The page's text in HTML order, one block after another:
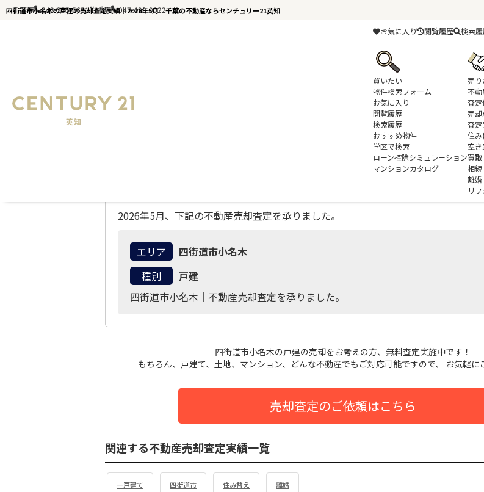
四街道市小名木の戸建の売却査定実績｜2026年5月｜千葉の不動産ならセンチュリー21英知
千葉店 043-285-5651船橋店 047-498-9022
お気に入り 閲覧履歴 検索
買いたい
物件検索フォーム
お気に入り
閲覧履歴
検索履歴
おすすめ物件
学区で検索
ローン控除シミュレーション
マンションカタログ
売り
不動
査定
売却
査定
住み
空き
買取
相続
離婚
リ
不動産売却査定実績 四街道市小名
四街道市小名木の戸建｜不動産売却査定を承りました。
2026年5月、下記の不動産売却査定を承りました。
エリア
四街道市小名木
種別
戸建
四街道市小名木｜不動産売却査定を承りました。
四街道市小名木の戸建の売却をお考えの方、無料査定実施中です！
もちろん、戸建て、土地、マンション、どんな不動産でもご対応可能ですので、 お気軽に
売却査定のご依頼はこちら
関連する不動産売却査定実績一覧
一戸建て 四街道市 住み替え 離婚